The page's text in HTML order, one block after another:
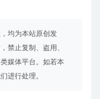
均为本站原创发
禁止复制、盗用、
媒体平台。如若本
进行处理。